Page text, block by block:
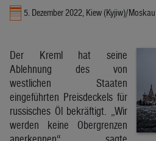
5. Dezember 2022, Kiew (Kyjiw)/Moskau
Der Kreml hat seine
Ablehnung des von
westlichen Staaten
eingeführten Preisdeckels für
russisches Öl bekräftigt. „Wir
werden keine Obergrenzen